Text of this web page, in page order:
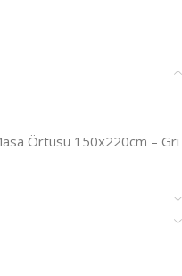
Örtüsü 150x220cm – Gri